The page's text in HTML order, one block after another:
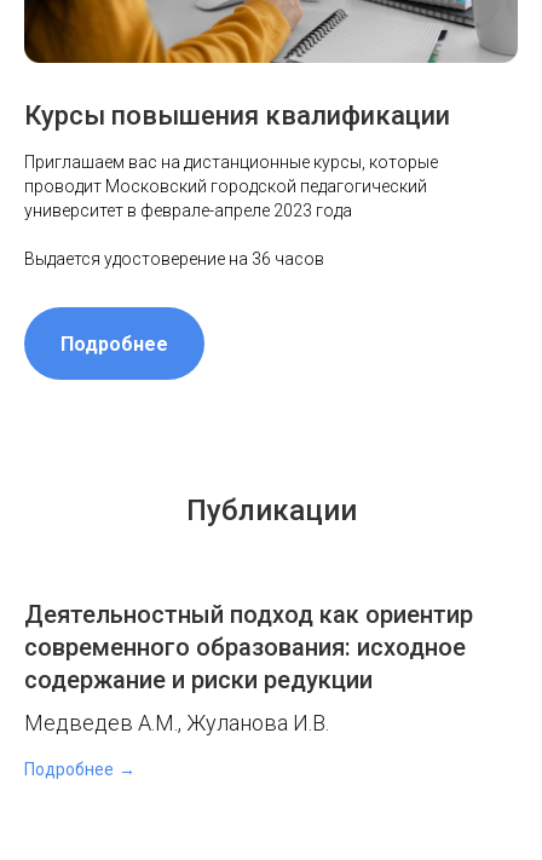
Курсы повышения квалификации
Приглашаем вас на дистанционные курсы, которые
проводит Московский городской педагогический
университет в феврале-апреле 2023 года
Выдается удостоверение на 36 часов
Подробнее
Публикации
Деятельностный подход как ориентир
современного образования: исходное
содержание и риски редукции
Медведев А.М., Жуланова И.В.
Подробнее